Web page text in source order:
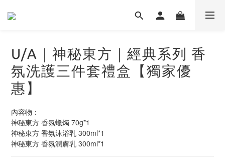
U/A｜神秘東方｜經典系列 香
氛洗護三件套禮盒【獨家優
惠】
內容物：
神秘東方 香氛蠟燭 70g*1
神秘東方 香氛沐浴乳 300ml*1
神秘東方 香氛潤膚乳 300ml*1